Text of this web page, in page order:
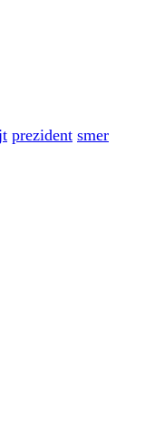
prezident smer